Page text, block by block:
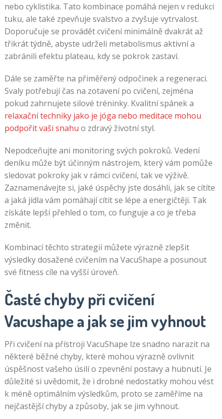
nebo cyklistika. Tato kombinace pomáhá nejen v redukci
tuku, ale také zpevňuje svalstvo a zvyšuje vytrvalost.
Doporučuje se provádět cvičení minimálně dvakrát až
třikrát týdně, abyste udrželi metabolismus aktivní a
zabránili efektu plateau, kdy se pokrok zastaví.
Dále se zaměřte na přiměřený odpočinek a regeneraci.
Svaly potřebují čas na zotavení po cvičení, zejména
pokud zahrnujete silové tréninky. Kvalitní spánek a
relaxační techniky jako je jóga nebo meditace mohou
podpořit vaši snahu o zdravý životní styl.
Nepodceňujte ani monitoring svých pokroků. Vedení
deníku může být účinným nástrojem, který vám pomůže
sledovat pokroky jak v rámci cvičení, tak ve výživě.
Zaznamenávejte si, jaké úspěchy jste dosáhli, jak se cítíte
a jaká jídla vám pomáhají cítit se lépe a energičtěji. Tak
získáte lepší přehled o tom, co funguje a co je třeba
změnit.
Kombinací těchto strategií můžete výrazně zlepšit
výsledky dosažené cvičením na VacuShape a posunout
své fitness cíle na vyšší úroveň.
Časté chyby při cvičení
Vacushape a jak se jim vyhnout
Při cvičení na přístroji VacuShape lze snadno narazit na
některé běžné chyby, které mohou výrazně ovlivnit
úspěšnost vašeho úsilí o zpevnění postavy a hubnutí. Je
důležité si uvědomit, že i drobné nedostatky mohou vést
k méně optimálním výsledkům, proto se zaměříme na
nejčastější chyby a způsoby, jak se jim vyhnout.